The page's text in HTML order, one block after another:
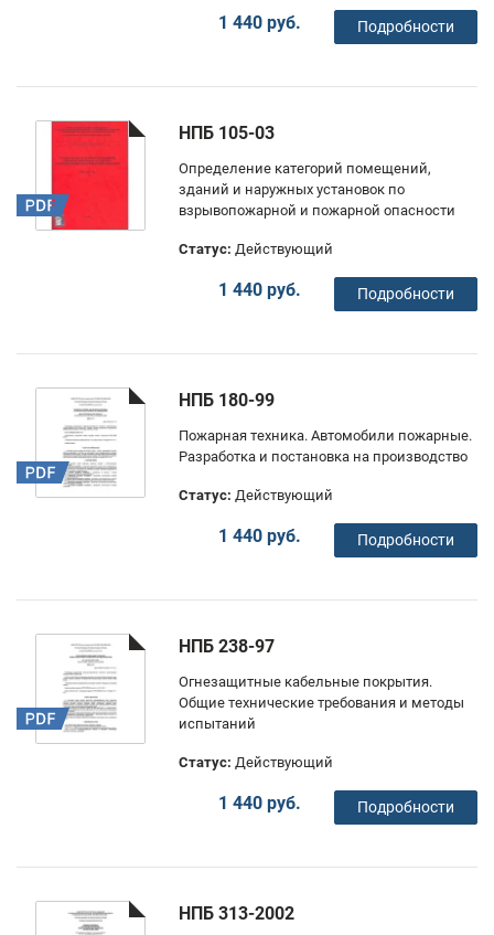
1 440 руб. Подробности
НПБ 105-03
Определение категорий помещений,
зданий и наружных установок по
взрывопожарной и пожарной опасности
Статус: Действующий
1 440 руб. Подробности
НПБ 180-99
Пожарная техника. Автомобили пожарные.
Разработка и постановка на производство
Статус: Действующий
1 440 руб. Подробности
НПБ 238-97
Огнезащитные кабельные покрытия.
Общие технические требования и методы
испытаний
Статус: Действующий
1 440 руб. Подробности
НПБ 313-2002